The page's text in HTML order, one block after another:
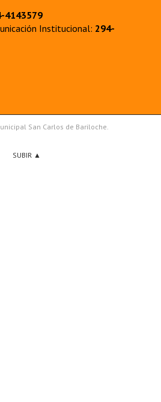
4143579
Institucional: 294-
San Carlos de Bariloche.
SUBIR ▲